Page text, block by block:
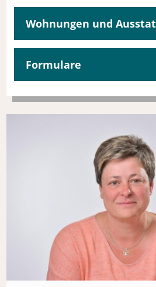
Wohnungen und
Formulare